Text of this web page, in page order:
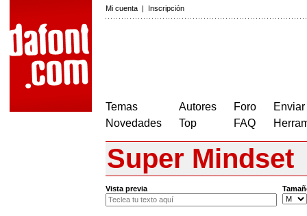
Mi cuenta | Inscripción
Temas
Novedades
Autores
Top
Foro
FAQ
Super Mindset
Vista previa